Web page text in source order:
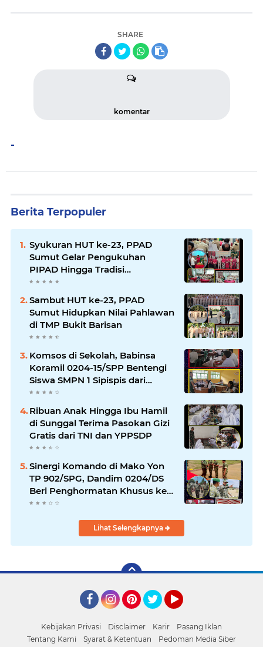
SHARE
komentar
-
Berita Terpopuler
Syukuran HUT ke-23, PPAD
Sumut Gelar Pengukuhan
PIPAD Hingga Tradisi
Kekeluargaan
Sambut HUT ke-23, PPAD
Sumut Hidupkan Nilai Pahlawan
di TMP Bukit Barisan
Komsos di Sekolah, Babinsa
Koramil 0204-15/SPP Bentengi
Siswa SMPN 1 Sipispis dari
Bahaya Narkotika
Ribuan Anak Hingga Ibu Hamil
di Sunggal Terima Pasokan Gizi
Gratis dari TNI dan YPPSDP
Sinergi Komando di Mako Yon
TP 902/SPG, Dandim 0204/DS
Beri Penghormatan Khusus ke
Menhan RI
Lihat Selengkapnya
Kebijakan Privasi Disclaimer Karir
Pasang Iklan
Tentang Kami
Syarat & Ketentuan Pedoman Media Siber